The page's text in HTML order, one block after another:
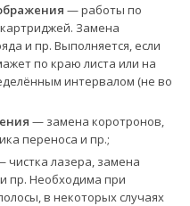
— работы по
Замена
и пр. Выполняется, если
по краю листа или на
интервалом (не во
— замена коротронов,
переноса и пр.;
чистка лазера, замена
пр. Необходима при
в некоторых случаях